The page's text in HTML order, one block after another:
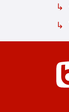
↳
↳